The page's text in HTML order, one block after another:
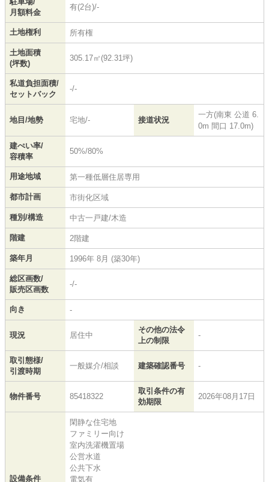
月額料金
有(2台)/-
土地権利 所有権
土地面積
(坪数)
305.17㎡(92.31坪)
私道負担面積/
セットバック
-/-
地目/地勢 宅地/- 接道状況
一方(南東 公道 6.
0m 間口 17.0m)
建ぺい率/
容積率
50%/80%
用途地域 第一種低層住居専用
都市計画 市街化区域
種別/構造 中古一戸建/木造
階建 2階建
築年月 1996年 8月 (築30年)
総区画数/
販売区画数
-/-
向き -
現況 居住中
その他の法令
上の制限
-
取引態様/
引渡時期
一般媒介/相談 建築確認番号 -
物件番号 85418322
取引条件の有
効期限
2026年08月17日
設備条件
閑静な住宅地
ファミリー向け
室内洗濯機置場
公営水道
公共下水
電気有